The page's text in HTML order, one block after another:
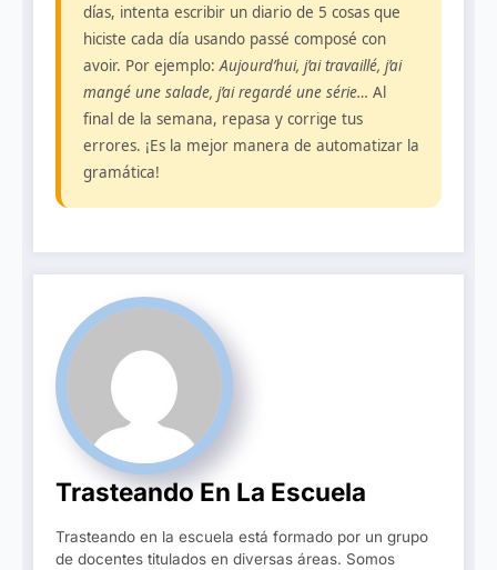
días, intenta escribir un diario de 5 cosas que
hiciste cada día usando passé composé con
avoir. Por ejemplo:Aujourd’hui, j’ai travaillé, j’ai
mangé une salade, j’ai regardé une série… Al
final de la semana, repasa y corrige tus
errores. ¡Es la mejor manera de automatizar la
gramática!
Trasteando En La Escuela
Trasteando en la escuela está formado por un grupo
de docentes titulados en diversas áreas. Somos